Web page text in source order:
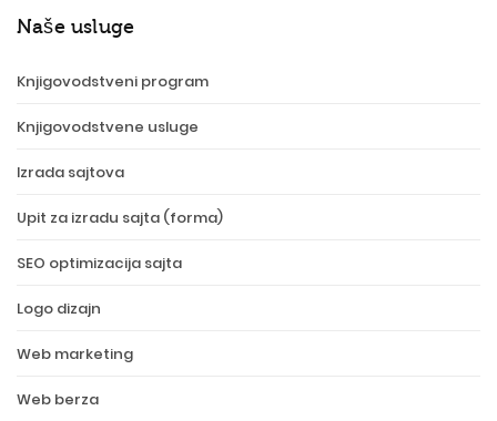
Naše usluge
Knjigovodstveni program
Knjigovodstvene usluge
Izrada sajtova
Upit za izradu sajta (forma)
SEO optimizacija sajta
Logo dizajn
Web marketing
Web berza